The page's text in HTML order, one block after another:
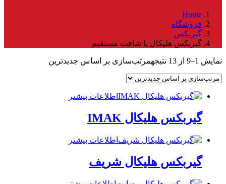
Home
فروشگاه
گیربکس
گیربکس هلیکال یا شافت مستقیم
نمایش 1–9 از 13 نتیجه مرتب‌سازی بر اساس جدیدترین
اطلاعات بیشتر
گیربکس هلیکال IMAK
اطلاعات بیشتر
گیربکس هلیکال شریف